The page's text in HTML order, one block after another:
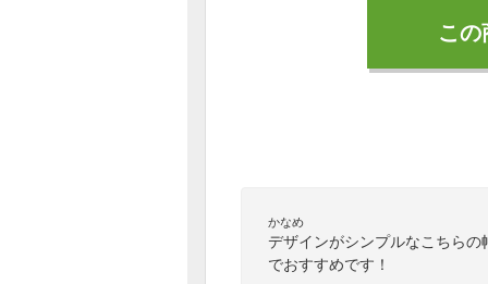
こ
かなめ
デザインがシンプルなこちら
でおすすめです！